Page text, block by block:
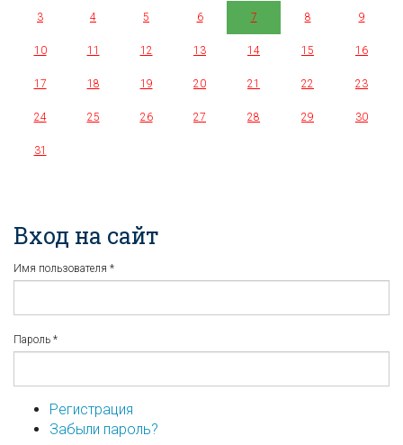
3 4 5 6 7 8 9
10 11 12 13 14 15 16
17 18 19 20 21 22 23
24 25 26 27 28 29 30
31
Вход на сайт
Имя пользователя *
Пароль *
Регистрация
Забыли пароль?